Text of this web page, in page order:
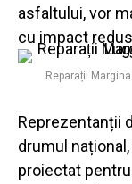
asfaltului, vor
cu impact
Reparații
Reprezentanții
drumul
proiectat